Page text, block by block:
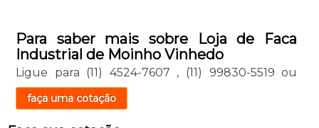
Para saber mais sobre Loja de Faca
Industrial de Moinho Vinhedo
Ligue para (11) 4524-7607 , (11) 99830-5519 ou
faça uma cotação